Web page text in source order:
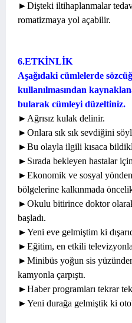
►Dişteki iltihaplanmalar
romatizmaya yol açabilir.
6.ETKİNLİK
Aşağıdaki cümlelerde
kullanılmasından
bularak cümleyi düzeltiniz.
►Ağrısız kulak delinir.
►Onlara sık sık sevdiğini
►Bu olayla ilgili kısaca
►Sırada bekleyen hastalar
►Ekonomik ve sosyal
bölgelerine kalkınmada
►Okulu bitirince doktor
başladı.
►Yeni eve gelmiştim ki
►Eğitim, en etkili
►Minibüs yoğun sis
kamyonla çarpıştı.
►Haber programları tekrar
►Yeni durağa gelmiştik ki